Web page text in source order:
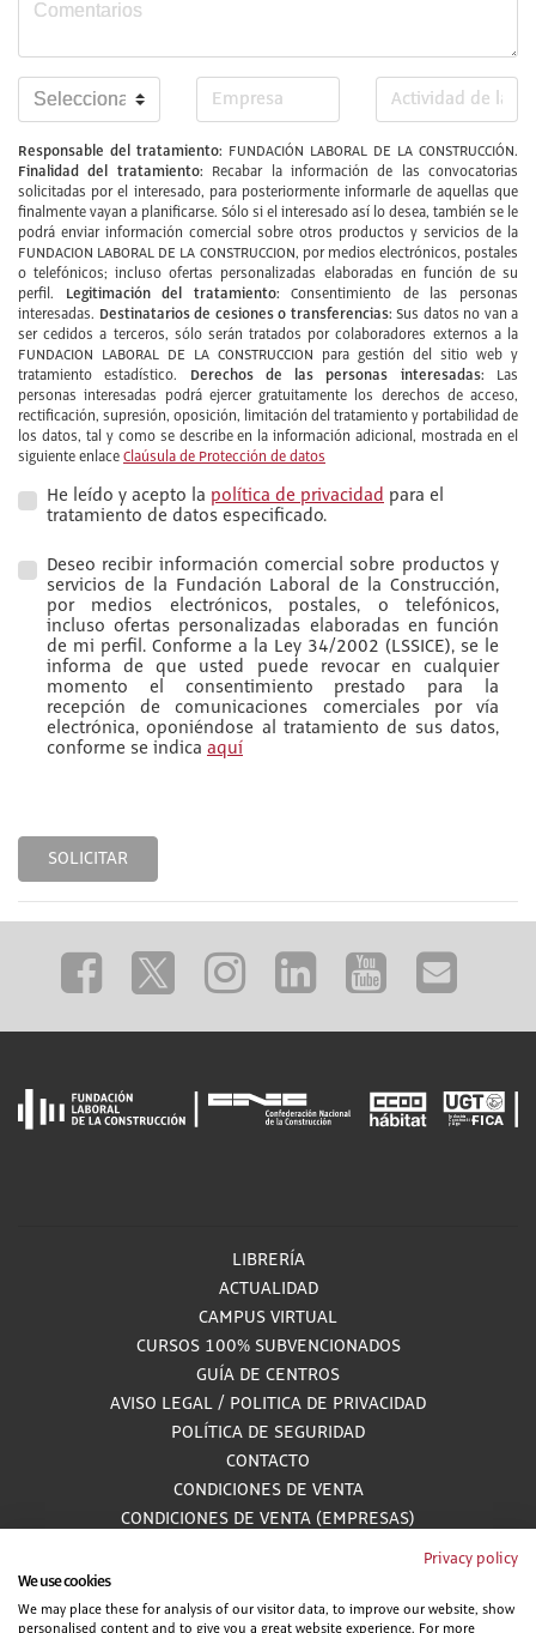
Responsable del tratamiento: FUNDACIÓN LABORAL DE LA CONSTRUCCIÓN.
Finalidad del tratamiento: Recabar la información de las convocatorias
solicitadas por el interesado, para posteriormente informarle de aquellas que
finalmente vayan a planificarse. Sólo si el interesado así lo desea, también se le
podrá enviar información comercial sobre otros productos y servicios de la
FUNDACION LABORAL DE LA CONSTRUCCION, por medios electrónicos, postales
o telefónicos; incluso ofertas personalizadas elaboradas en función de su
perfil.
Legitimación del tratamiento: Consentimiento de las personas
interesadas. Destinatarios de cesiones o transferencias: Sus datos no van a
ser cedidos a terceros, sólo serán tratados por colaboradores externos a la
FUNDACION LABORAL DE LA CONSTRUCCION para gestión del sitio web y
tratamiento estadístico.
Derechos de las personas interesadas: Las
personas interesadas podrá ejercer gratuitamente los derechos de acceso,
rectificación, supresión, oposición, limitación del tratamiento y portabilidad de
los datos, tal y como se describe en la información adicional, mostrada en el
siguiente enlace Claúsula de Protección de datos
He leído y acepto la política de privacidad para el
tratamiento de datos especificado.
Deseo recibir información comercial sobre productos y
servicios de la Fundación Laboral de la Construcción,
por medios electrónicos, postales, o telefónicos,
incluso ofertas personalizadas elaboradas en función
de mi perfil. Conforme a la Ley 34/2002 (LSSICE), se le
informa de que usted puede revocar en cualquier
momento el consentimiento prestado para la
recepción de comunicaciones comerciales por vía
electrónica, oponiéndose al tratamiento de sus datos,
conforme se indica aquí
SOLICITAR
LIBRERÍA
ACTUALIDAD
CAMPUS VIRTUAL
CURSOS 100% SUBVENCIONADOS
GUÍA DE CENTROS
AVISO LEGAL / POLITICA DE PRIVACIDAD
POLÍTICA DE SEGURIDAD
CONTACTO
CONDICIONES DE VENTA
CONDICIONES DE VENTA (EMPRESAS)
Privacy policy
We use cookies
We may place these for analysis of our visitor data, to improve our website, show
personalised content and to give you a great website experience. For more